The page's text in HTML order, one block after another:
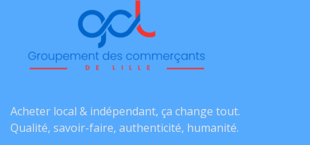
Acheter local & indépendant, ça change tout.
Qualité, savoir-faire, authenticité, humanité.